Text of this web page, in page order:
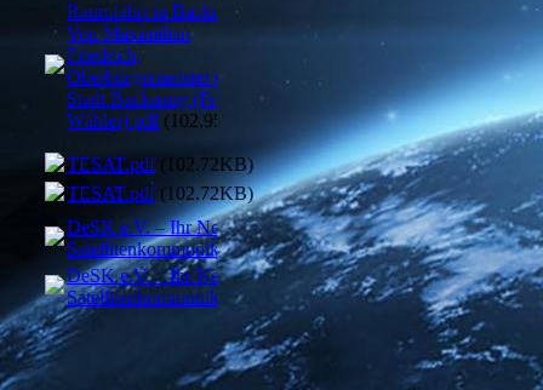
Raumfahrt in Backnang,
Von Maximilian
Friedrich,
Oberbürgermeister der
Stadt Backnang (Freie
Wähler).pdf(102.95KB)
TESAT.pdf(102.72KB)
TESAT.pdf(102.72KB)
DeSK e.V. – Ihr Netzwerk für
Satellitenkommunikation.pdf(291.82KB)
DeSK e.V. – Ihr Netzwerk für
Satellitenkommunikation.pdf
(291.82KB)